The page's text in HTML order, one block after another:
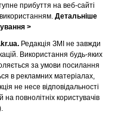
прибуття на веб-сайті
Детальніше
>
Редакція ЗМІ не завжди
Використання будь-яких
за умови посилання
в рекламних матеріалах,
не несе відповідальності
на повнолітніх користувачів